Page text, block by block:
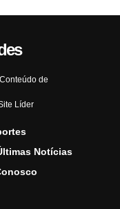
de
Líder
Notícias